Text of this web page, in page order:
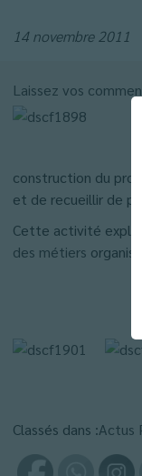
14 novembre 2011
Laissez vos
construction du
et de recueillir de
Cette activité
des métiers
Classés dans :Actus